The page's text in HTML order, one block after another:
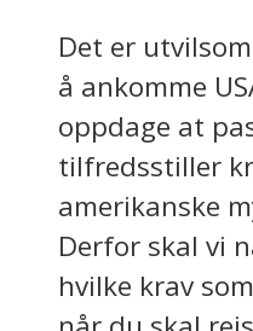
Det er
å ankomme
oppdage at
tilfredsstiller
amerikanske
Derfor skal vi
hvilke krav